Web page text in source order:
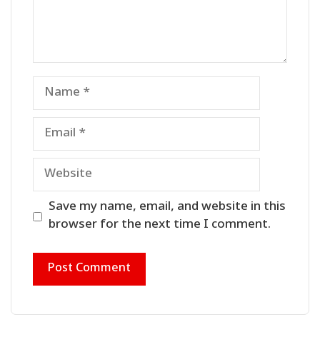
Name
Email
Website
Save my name, email, and website in this
browser for the next time I comment.